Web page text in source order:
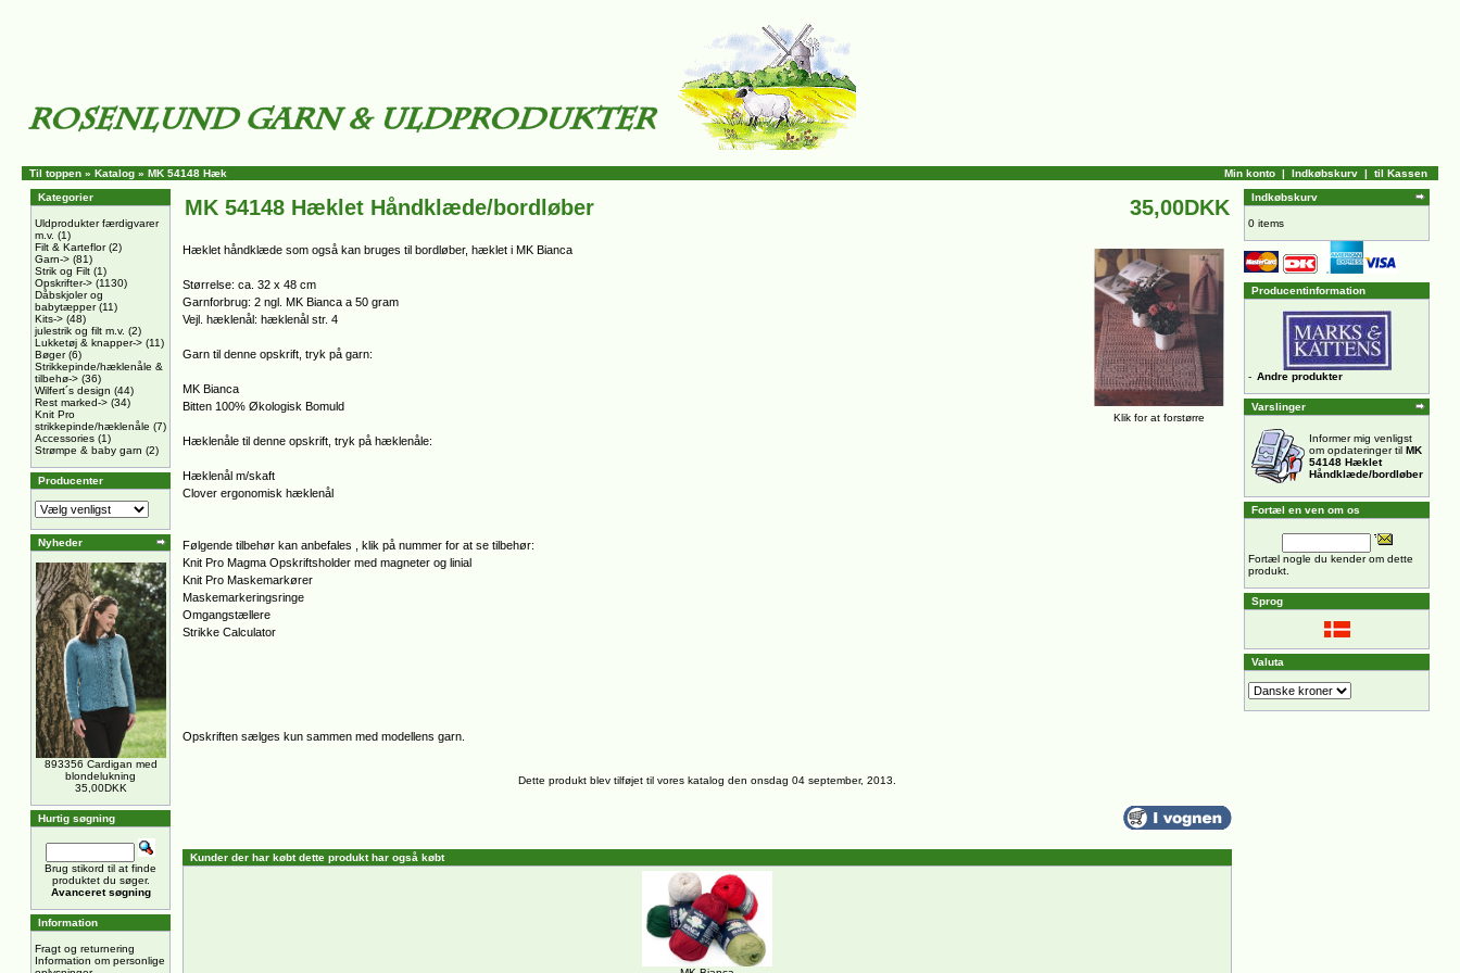
Til toppen » Katalog » MK 54148 Hæk Min konto | Indkøbskurv | til Kassen
Kategorier
Uldprodukter færdigvarer
m.v. (1)
Filt & Karteflor(2)
Garn-> (81)
Strik og Filt (1)
Opskrifter-> (1130)
Dåbskjoler og
babytæpper(11)
Kits-> (48)
julestrik og filt m.v. (2)
Lukketøj & knapper-> (11)
Bøger(6)
Strikkepinde/hæklenåle &
tilbehø-> (36)
Wilfert´s design (44)
Rest marked-> (34)
Knit Pro
strikkepinde/hæklenåle (7)
Accessories (1)
Strømpe & baby garn (2)
Producenter
Nyheder
893356 Cardigan med
blondelukning
35,00DKK
Hurtig søgning
Brug stikord til at finde
produktet du søger.
Avanceret søgning
Information
Fragt og returnering
Information om personlige
MK 54148 Hæklet Håndklæde/bordløber 35,00DKK
Klik for at forstørre
Hæklet håndklæde som også kan bruges til bordløber, hæklet i MK Bianca
Størrelse: ca. 32 x 48 cm
Garnforbrug: 2 ngl. MK Bianca a 50 gram
Vejl. hæklenål: hæklenål str. 4
Garn til denne opskrift, tryk på garn:
MK Bianca
Bitten 100% Økologisk Bomuld
Hæklenåle til denne opskrift, tryk på hæklenåle:
Hæklenål m/skaft
Clover ergonomisk hæklenål
Følgende tilbehør kan anbefales , klik på nummer for at se tilbehør:
Knit Pro Magma Opskriftsholder med magneter og linial
Knit Pro Maskemarkører
Maskemarkeringsringe
Omgangstællere
Strikke Calculator
Opskriften sælges kun sammen med modellens garn.
Dette produkt blev tilføjet til vores katalog den onsdag 04 september, 2013.
Kunder der har købt dette produkt har også købt
Indkøbskurv
0 items
Producentinformation
- Andre produkter
Varslinger
Informer mig venligst
om opdateringer til MK
54148 Hæklet
Håndklæde/bordløber
Fortæl en ven om os
Fortæl nogle du kender om dette
produkt.
Sprog
Valuta